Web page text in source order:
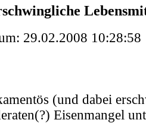
29.02.2008 10:28:58
(und dabei
Eisenmangel